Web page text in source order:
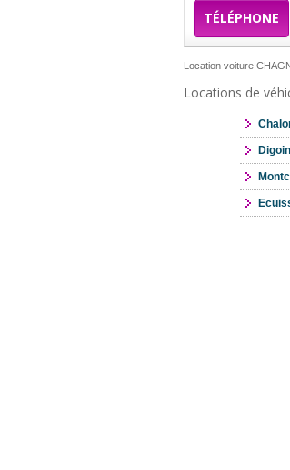
TÉLÉPHONE
Location voiture
Locations de
Digoin